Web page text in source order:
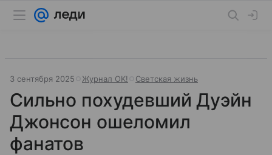
3 сентября 2025 Журнал OK! Светская жизнь
Сильно похудевший Дуэйн
Джонсон ошеломил
фанатов